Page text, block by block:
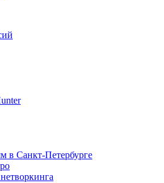
в Санкт-Петербурге